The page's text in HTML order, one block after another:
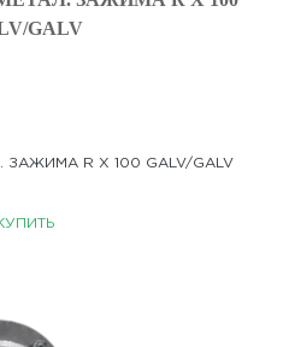
R X 100 GALV/GALV